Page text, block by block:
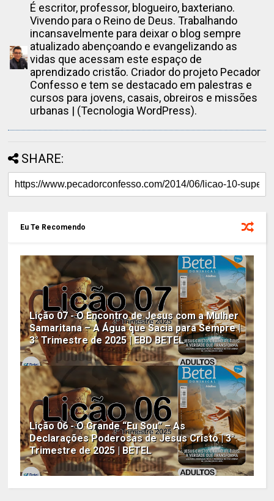
É escritor, professor, blogueiro, baxteriano.
Vivendo para o Reino de Deus. Trabalhando
incansavelmente para deixar o blog sempre
atualizado abençoando e evangelizando as
vidas que acessam este espaço de
aprendizado cristão. Criador do projeto Pecador
Confesso e tem se destacado em palestras e
cursos para jovens, casais, obreiros e missões
urbanas | (Tecnologia WordPress).
SHARE:
Eu Te Recomendo
Lição 07 - O Encontro de Jesus com a Mulher
Samaritana – A Água que Sacia para Sempre |
3° Trimestre de 2025 | EBD BETEL
Lição 06 - O Grande “Eu Sou” – As
Declarações Poderosas de Jesus Cristo | 3°
Trimestre de 2025 | BETEL